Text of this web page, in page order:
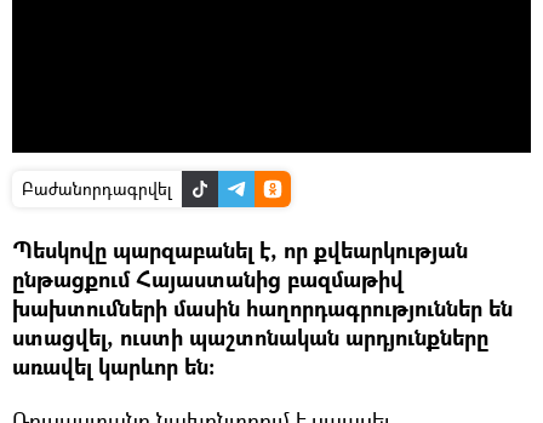
Բաժանորդագրվել
Պեսկովը պարզաբանել է, որ քվեարկության
ընթացքում Հայաստանից բազմաթիվ
խախտումների մասին հաղորդագրություններ են
ստացվել, ուստի պաշտոնական արդյունքները
առավել կարևոր են։